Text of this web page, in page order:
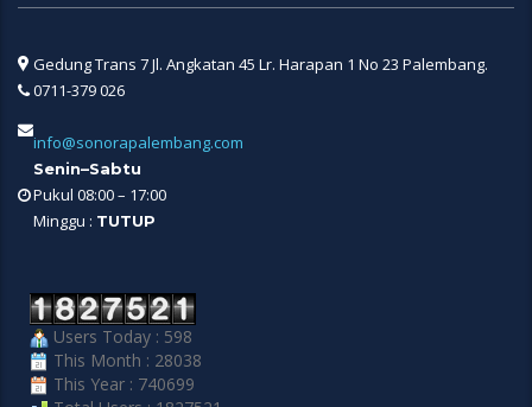
Gedung Trans 7 Jl. Angkatan 45 Lr. Harapan 1 No 23 Palembang.
0711-379 026
info@sonorapalembang.com
Senin–Sabtu
Pukul 08:00 – 17:00
Minggu : TUTUP
Users Today : 598
This Month : 28038
This Year : 740699